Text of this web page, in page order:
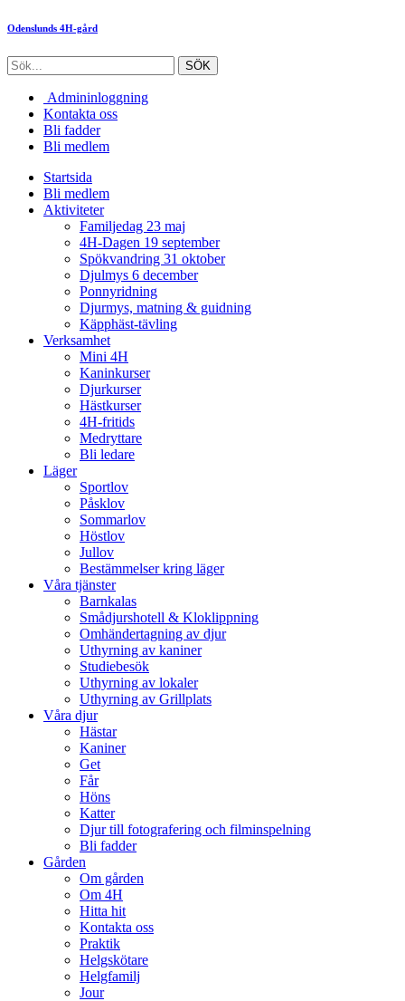
Odenslunds 4H-gård
Admininloggning
Kontakta oss
Bli fadder
Bli medlem
Startsida
Bli medlem
Aktiviteter
Familjedag 23 maj
4H-Dagen 19 september
Spökvandring 31 oktober
Djulmys 6 december
Ponnyridning
Djurmys, matning & guidning
Käpphäst-tävling
Verksamhet
Mini 4H
Kaninkurser
Djurkurser
Hästkurser
4H-fritids
Medryttare
Bli ledare
Läger
Sportlov
Påsklov
Sommarlov
Höstlov
Jullov
Bestämmelser kring läger
Våra tjänster
Barnkalas
Smådjurshotell & Kloklippning
Omhändertagning av djur
Uthyrning av kaniner
Studiebesök
Uthyrning av lokaler
Uthyrning av Grillplats
Våra djur
Hästar
Kaniner
Get
Får
Höns
Katter
Djur till fotografering och filminspelning
Bli fadder
Gården
Om gården
Om 4H
Hitta hit
Kontakta oss
Praktik
Helgskötare
Helgfamilj
Jour